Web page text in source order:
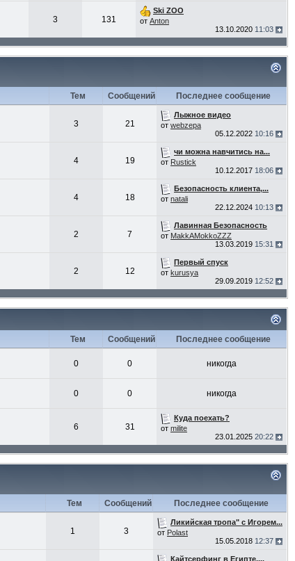
3 131
Ski ZOO
от Anton
13.10.2020 11:03
Тем Сообщений Последнее сообщение
3 21
Лыжное видео
от webzepa
05.12.2022 10:16
4 19
чи можна навчитись на...
от Rustick
10.12.2017 18:06
4 18
Безопасность клиента,...
от natali
22.12.2024 10:13
2 7
Лавинная Безопасность
от MakkAMokkoZZZ
13.03.2019 15:31
2 12
Первый спуск
от kurusya
29.09.2019 12:52
Тем Сообщений
Последнее сообщение
0 0 никогда
0 0 никогда
6 31
Куда поехать?
от milite
23.01.2025 20:22
Тем Сообщений Последнее сообщение
1 3
Ликийская тропа" с Игорем...
от Polast
15.05.2018 12:37
Кайтсерфинг в Египте,...